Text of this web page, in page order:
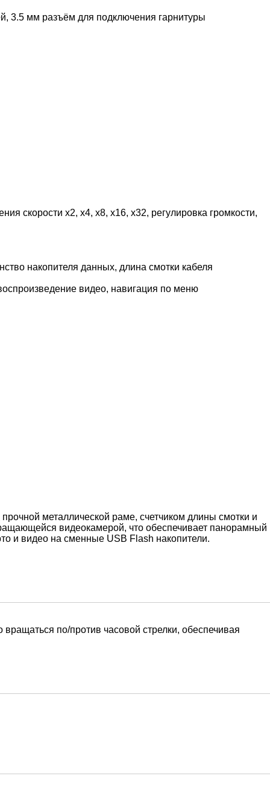
3.5 мм разъём для подключения гарнитуры
скорости х2, х4, х8, х16, х32, регулировка громкости,
накопителя данных, длина смотки кабеля
видео, навигация по меню
металлической раме, счетчиком длины смотки и
видеокамерой, что обеспечивает панорамный
и видео на сменные USB Flash накопители.
по/против часовой стрелки, обеспечивая